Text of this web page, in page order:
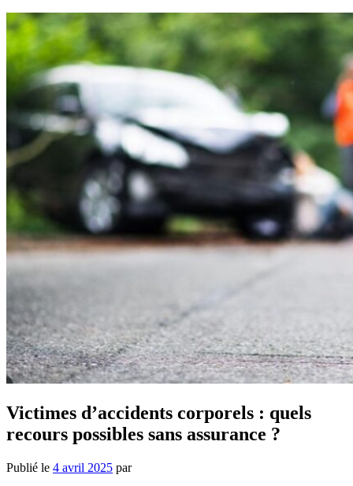
Victimes d’accidents corporels : quels
recours possibles sans assurance ?
Publié le 4 avril 2025 par